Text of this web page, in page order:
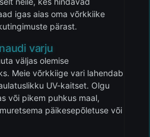
igas aias oma võrkkiike
pärast.
varju
väljas olemise
Meie võrkkiige vari lahendab
UV-kaitset. Olgu
või pikem puhkus maal,
päikesepõletuse või